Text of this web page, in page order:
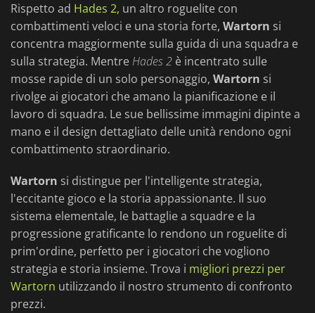
Rispetto ad Hades 2, un altro roguelite con
combattimenti veloci e una storia forte, Wartorn si
concentra maggiormente sulla guida di una squadra e
sulla strategia. MentreHades 2 è incentrato sulle
mosse rapide di un solo personaggio, Wartorn si
rivolge ai giocatori che amano la pianificazione e il
lavoro di squadra. Le sue bellissime immagini dipinte a
mano e il design dettagliato delle unità rendono ogni
combattimento straordinario.
Wartorn si distingue per l'intelligente strategia,
l'eccitante gioco e la storia appassionante. Il suo
sistema elementale, le battaglie a squadre e la
progressione gratificante lo rendono un roguelite di
prim'ordine, perfetto per i giocatori che vogliono
strategia e storia insieme. Trova i migliori prezzi per
Wartorn utilizzando il nostro strumento di confronto
prezzi.